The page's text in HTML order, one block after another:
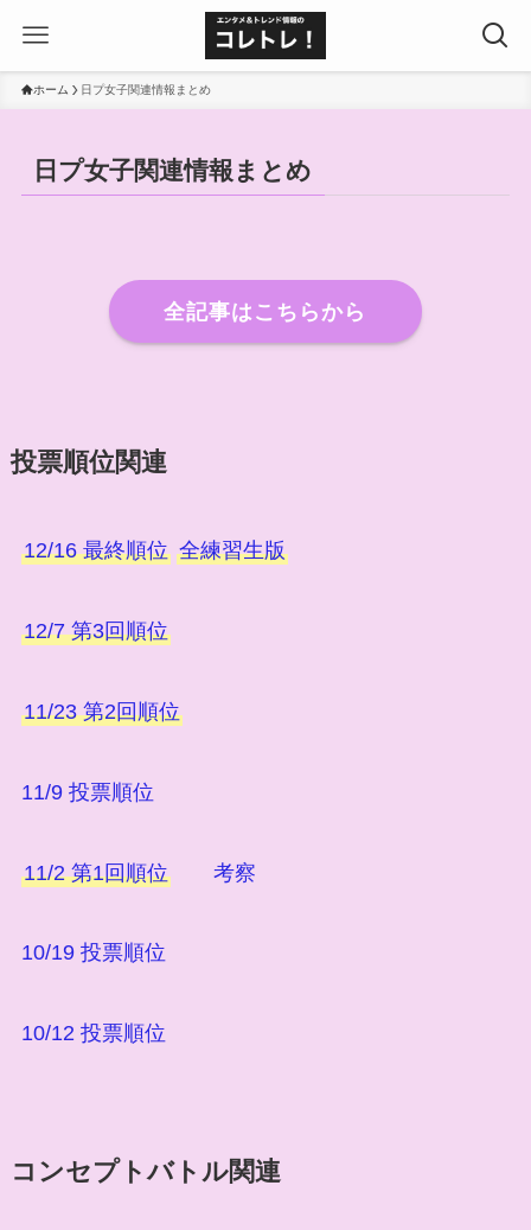
ホーム 日プ女子関連情報まとめ
日プ女子関連情報まとめ
全記事はこちらから
投票順位関連
12/16 最終順位 全練習生版
12/7 第3回順位
11/23 第2回順位
11/9 投票順位
11/2 第1回順位 考察
10/19 投票順位
10/12 投票順位
コンセプトバトル関連